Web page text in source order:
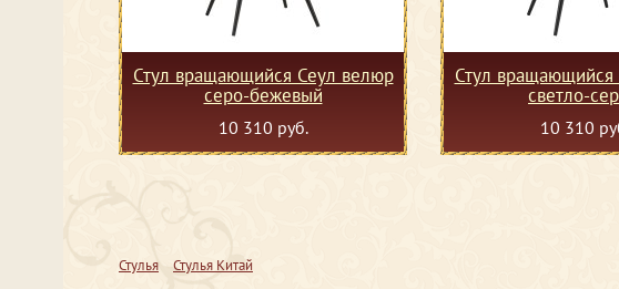
Стул вращающийся Сеул велюр
серо-бежевый
10 310 руб.
Стул
светло-
10 310
Стулья Стулья Китай